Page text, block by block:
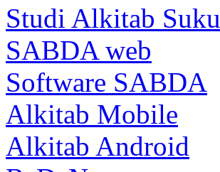
Studi Alkitab Suku
SABDA web
Software SABDA
Alkitab Mobile
Alkitab Android